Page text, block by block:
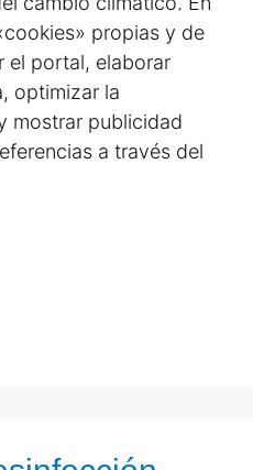
propias y de
el portal, elaborar
optimizar la
mostrar publicidad
a través del